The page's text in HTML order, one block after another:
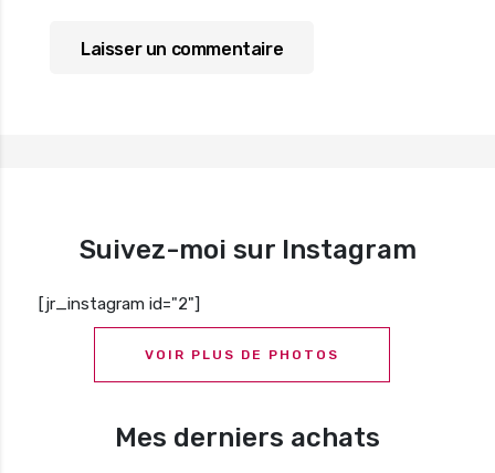
Suivez-moi sur Instagram
[jr_instagram id="2"]
VOIR PLUS DE PHOTOS
Mes derniers achats